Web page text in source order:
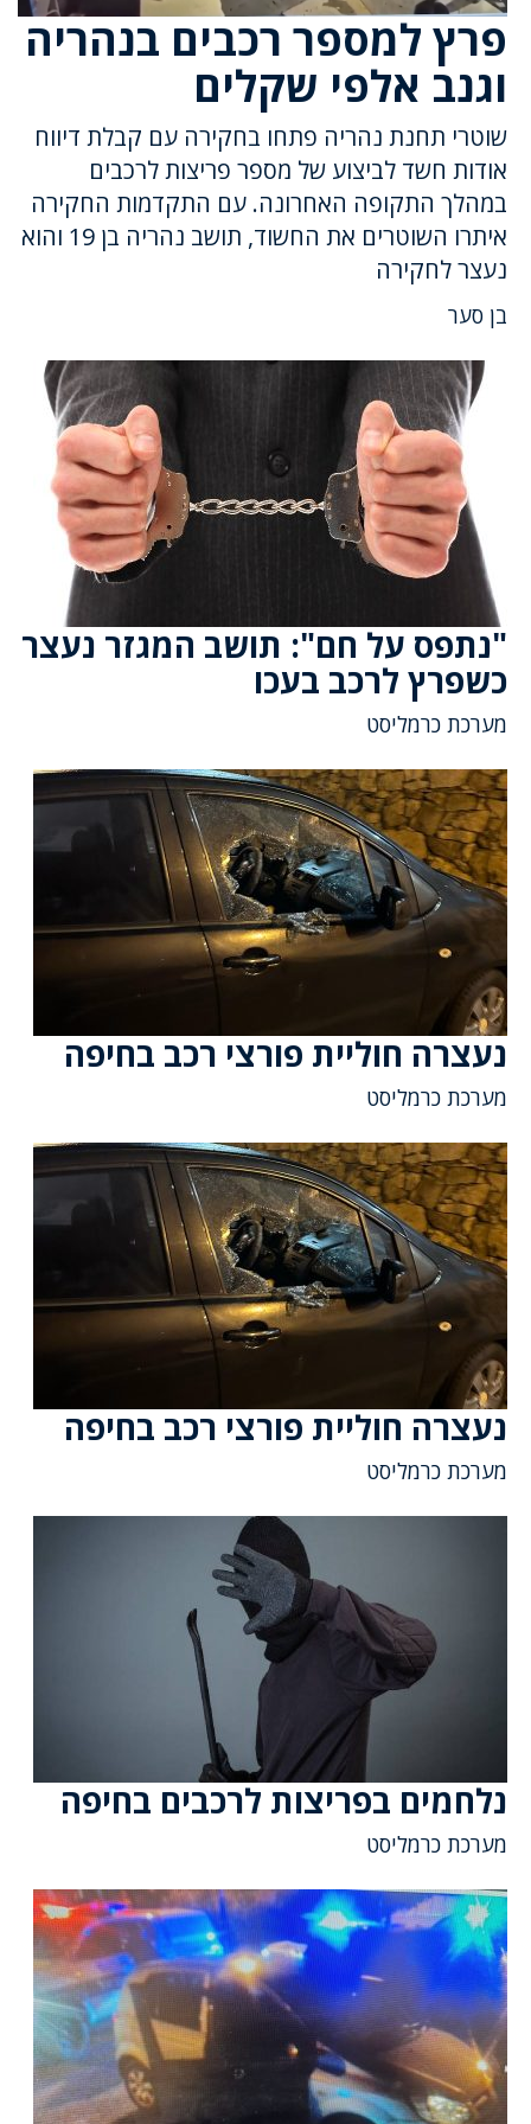
פרץ למספר רכבים בנהריה
וגנב אלפי שקלים
שוטרי תחנת נהריה פתחו בחקירה עם קבלת דיווח
אודות חשד לביצוע של מספר פריצות לרכבים
במהלך התקופה האחרונה. עם התקדמות החקירה
איתרו השוטרים את החשוד, תושב נהריה בן 19 והוא
נעצר לחקירה
בן סער
"נתפס על חם": תושב המגזר נעצר
כשפרץ לרכב בעכו
מערכת כרמליסט
נעצרה חוליית פורצי רכב בחיפה
מערכת כרמליסט
נעצרה חוליית פורצי רכב בחיפה
מערכת כרמליסט
נלחמים בפריצות לרכבים בחיפה
מערכת כרמליסט